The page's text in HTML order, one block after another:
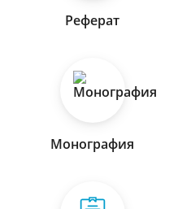
Реферат
Монография